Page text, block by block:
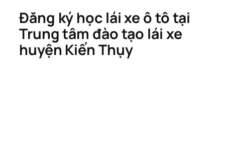
Đăng ký học lái xe ô tô tại
Trung tâm đào tạo lái xe
huyện Kiến Thụy